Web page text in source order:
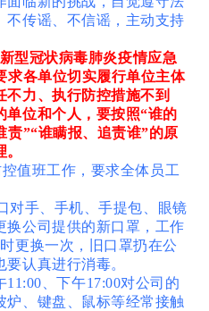
不传谣、不信谣，主动支持
型冠状病毒肺炎疫情应急
求各单位切实履行单位主体
力、执行防控措施不到
单位和个人，要按照“谁的
责”“谁瞒报、追责谁”的原
值班工作，要求全体员工
手、手机、手提包、眼镜
换公司提供的新口罩，工作
更换一次，旧口罩扔在公
认真进行消毒。
、下午17:00对公司的
炉、键盘、鼠标等经常接触